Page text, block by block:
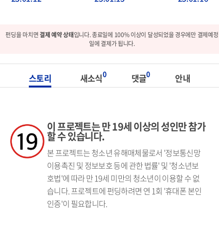
펀딩을 마치면결제 예약 상태입니다. 종료일에 100% 이상이 달성되었을 경우에만 결제예정
일에 결제가 됩니다.
스토리 새소식0 댓글0 안내
이 프로젝트는 만 19세 이상의 성인만 참가
할 수 있습니다.
본 프로젝트는 청소년 유해매체물로서 '정보통신망
이용촉진 및 정보보호 등에 관한 법률' 및 '청소년보
호법'에 따라 만 19세 미만의 청소년이 이용할 수 없
습니다. 프로젝트에 펀딩하려면 연 1회 '휴대폰 본인
인증'이 필요합니다.